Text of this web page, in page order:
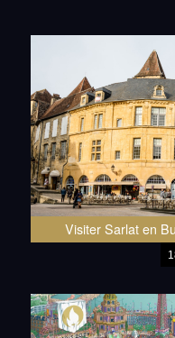
Visiter Sarlat en